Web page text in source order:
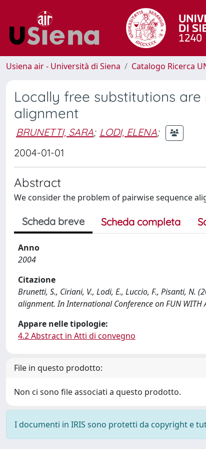
Usiena air - Università di Siena Catalogo Ricerca
Locally free substitutions
alignment
BRUNETTI, SARA; LODI, ELENA;
2004-01-01
Abstract
We consider the problem of pairwise sequence
Scheda breve Scheda completa
Anno
2004
Citazione
Brunetti, S., Ciriani, V., Lodi, E., Luccio, F., Pisanti,
alignment. In International Conference on FUN WITH
Appare nelle tipologie:
4.2 Abstract in Atti di convegno
File in questo prodotto:
Non ci sono file associati a questo prodotto.
I documenti in IRIS sono protetti da copyright e